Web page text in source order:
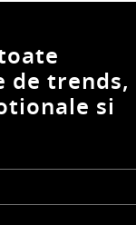
de trends,
si